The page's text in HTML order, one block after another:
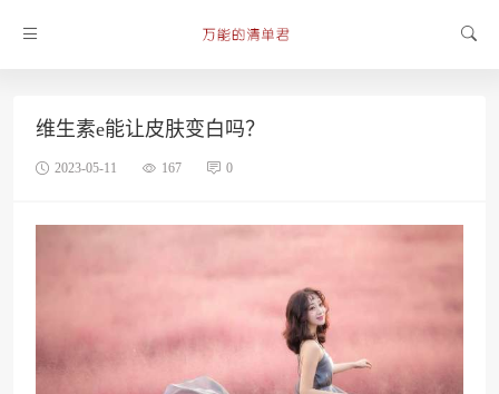
维生素e能让皮肤变白吗？
2023-05-11 167 0